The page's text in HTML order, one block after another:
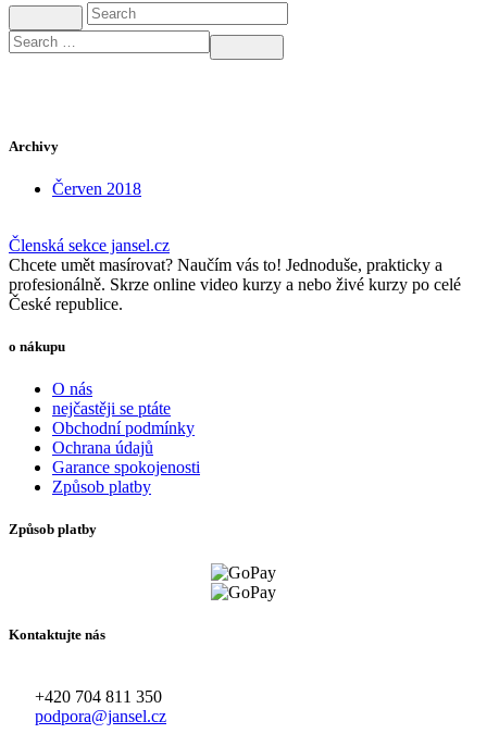
Archivy
Červen 2018
Členská sekce jansel.cz
Chcete umět masírovat? Naučím vás to! Jednoduše, prakticky a
profesionálně. Skrze online video kurzy a nebo živé kurzy po celé
České republice.
o nákupu
O nás
nejčastěji se ptáte
Obchodní podmínky
Ochrana údajů
Garance spokojenosti
Způsob platby
Způsob platby
Kontaktujte nás
+420 704 811 350
podpora@jansel.cz